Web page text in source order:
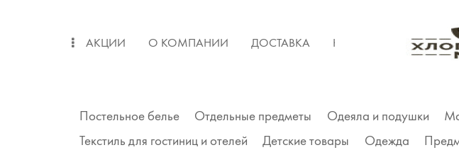
АКЦИИ О КОМПАНИИ ДОСТАВКА КОНТАКТЫ
Постельное белье Отдельные предметы Одеяла и подушки
Текстиль для гостиниц и отелей
Детские товары Одежда